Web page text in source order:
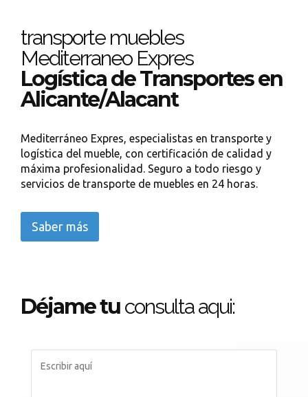
transporte muebles
Mediterraneo Expres
Logística de Transportes en
Alicante/Alacant
Mediterráneo Expres, especialistas en transporte y
logística del mueble, con certificación de calidad y
máxima profesionalidad. Seguro a todo riesgo y
servicios de transporte de muebles en 24 horas.
Saber más
Déjame tu consulta aqui: